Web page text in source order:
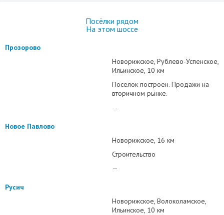
Посёлки рядом
На этом шоссе
Прозорово
Новорижское Рублево-Успенское
Ильинское 10 км
Поселок построен. Продажи на
вторичном рынке.
—
Новое Павлово
Новорижское 16 км
Строительство
—
Русич
Новорижское Волоколамское
Ильинское 10 км